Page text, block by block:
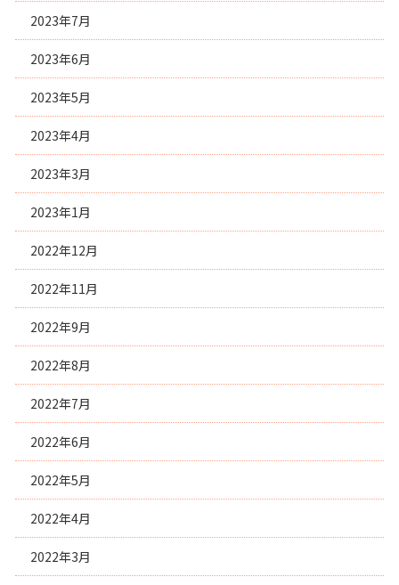
2023年7月
2023年6月
2023年5月
2023年4月
2023年3月
2023年1月
2022年12月
2022年11月
2022年9月
2022年8月
2022年7月
2022年6月
2022年5月
2022年4月
2022年3月